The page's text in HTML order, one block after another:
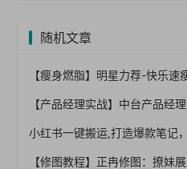
随机文章
【瘦身燃脂】明星力荐-快乐
【产品经理实战】中台产品经
小红书一键搬运,打造爆款笔记
【修图教程】正冉修图：撩妹